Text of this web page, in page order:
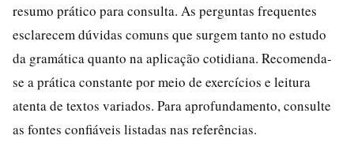
resumo prático para consulta. As perguntas frequentes
esclarecem dúvidas comuns que surgem tanto no estudo
da gramática quanto na aplicação cotidiana. Recomenda-
se a prática constante por meio de exercícios e leitura
atenta de textos variados. Para aprofundamento, consulte
as fontes confiáveis listadas nas referências.